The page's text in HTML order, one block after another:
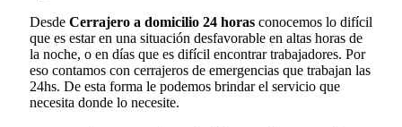
Desde Cerrajero a domicilio 24 horas conocemos lo difícil
que es estar en una situación desfavorable en altas horas de
la noche, o en días que es difícil encontrar trabajadores. Por
eso contamos con cerrajeros de emergencias que trabajan las
24hs. De esta forma le podemos brindar el servicio que
necesita donde lo necesite.